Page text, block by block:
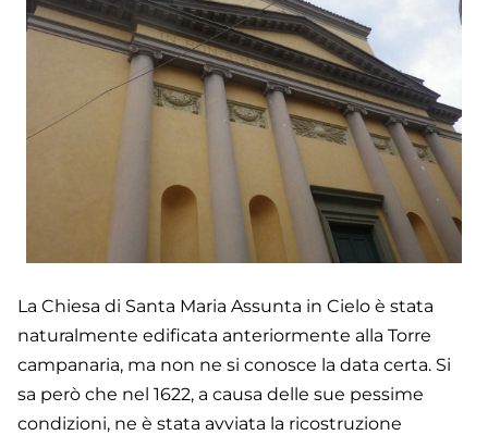
La Chiesa di Santa Maria Assunta in Cielo è stata
naturalmente edificata anteriormente alla Torre
campanaria, ma non ne si conosce la data certa. Si
sa però che nel 1622, a causa delle sue pessime
condizioni, ne è stata avviata la ricostruzione